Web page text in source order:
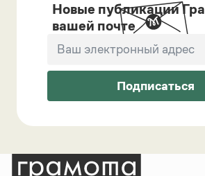
Новые публикации
вашей почте
Подписаться